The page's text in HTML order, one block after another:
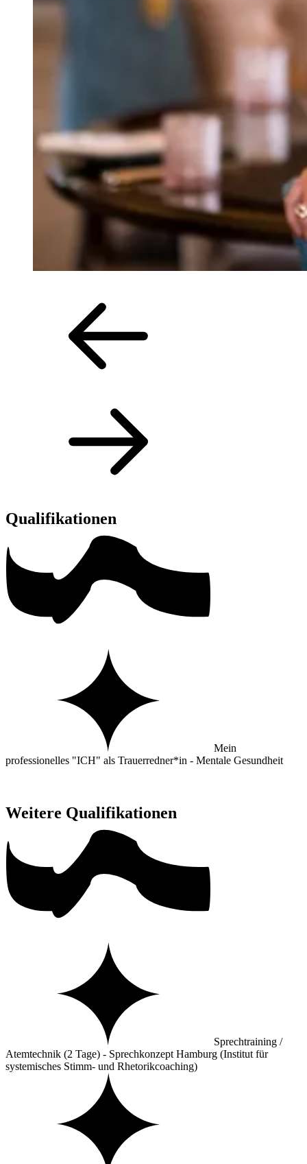
Qualifikationen
Mein
professionelles "ICH" als Trauerredner*in - Mentale Gesundheit
Weitere Qualifikationen
Sprechtraining /
Atemtechnik (2 Tage) - Sprechkonzept Hamburg (Institut für
systemisches Stimm- und Rhetorikcoaching)